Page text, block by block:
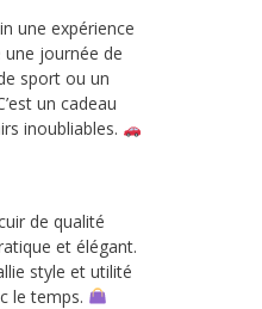
une expérience
journée de
sport ou un
un cadeau
inoubliables.
de qualité
et élégant.
style et utilité
le temps.